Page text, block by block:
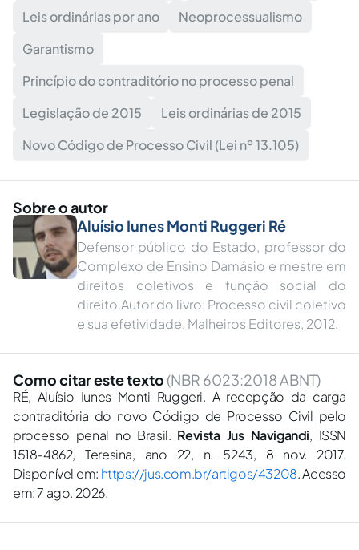
Leis ordinárias por ano
Neoprocessualismo
Garantismo
Princípio do contraditório no processo penal
Legislação de 2015
Leis ordinárias de 2015
Novo Código de Processo Civil (Lei nº 13.105)
Sobre o autor
Aluí­sio Iunes Monti Ruggeri Ré
Defensor público do Estado, professor do
Complexo de Ensino Damásio e mestre em
direitos coletivos e função social do
direito.Autor do livro: Processo civil coletivo
e sua efetividade, Malheiros Editores, 2012.
Como citar este texto (NBR 6023:2018 ABNT)
RÉ, Aluí­sio Iunes Monti Ruggeri. A recepção da carga
contraditória do novo Código de Processo Civil pelo
processo penal no Brasil. Revista Jus Navigandi, ISSN
1518-4862, Teresina, ano 22, n. 5243, 8 nov. 2017.
Disponível em: https://jus.com.br/artigos/43208. Acesso
em: 7 ago. 2026.